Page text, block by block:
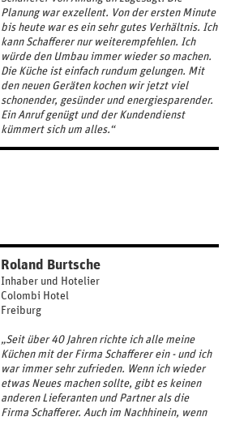
Planung war exzellent. Von der ersten Minute
bis heute war es ein sehr gutes Verhältnis. Ich
kann Schafferer nur weiterempfehlen. Ich
würde den Umbau immer wieder so machen.
Die Küche ist einfach rundum gelungen. Mit
den neuen Geräten kochen wir jetzt viel
schonender, gesünder und energiesparender.
Ein Anruf genügt und der Kundendienst
kümmert sich um alles.“
Roland Burtsche
Inhaber und Hotelier
Colombi Hotel
Freiburg
„Seit über 40 Jahren richte ich alle meine
Küchen mit der Firma Schafferer ein - und ich
war immer sehr zufrieden. Wenn ich wieder
etwas Neues machen sollte, gibt es keinen
anderen Lieferanten und Partner als die
Firma Schafferer. Auch im Nachhinein, wenn